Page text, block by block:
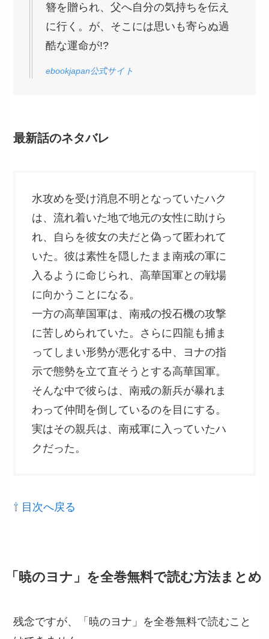
簪を贈られ、父へ自分の気持ちを伝え
に行く。が、そこには思いも寄らぬ過
酷な運命が!?
ebookjapan公式サイト
最新話のネタバレ
水攻めを受け消息不明となっていたハク
は、流れ着いた地で地元の女性に助けら
れ、自らを彼女の夫だと偽って匿われて
いた。彼は素性を隠したまま南戒の軍に
入るように命じられ、高華国軍との戦場
に向かうことになる。
一方の高華国軍は、南戒の投石機の攻撃
に苦しめられていた。さらに四龍も捕ま
ってしまい形勢が悪化する中、ヨナの指
示で態勢を立て直そうとする高華国軍。
そんな中で彼らは、南戒の新兵が暴れま
わって仲間を倒しているのを目にする。
実はその親兵は、南戒軍に入っていたハ
クだった。
⇧ 目次へ戻る
「暁のヨナ」を全巻無料で読む方法まとめ
残念ですが、「暁のヨナ」を全巻無料で読むこと